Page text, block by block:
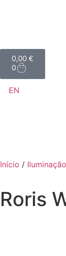
0,00 €
0
EN
Início /
Roris